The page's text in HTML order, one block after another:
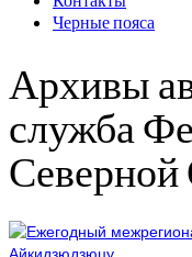
Черные пояса
Архивы
служба
Северной